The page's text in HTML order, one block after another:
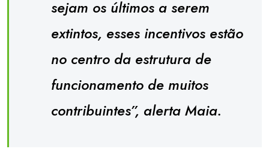
sejam os últimos a serem
extintos, esses incentivos estão
no centro da estrutura de
funcionamento de muitos
contribuintes”, alerta Maia.